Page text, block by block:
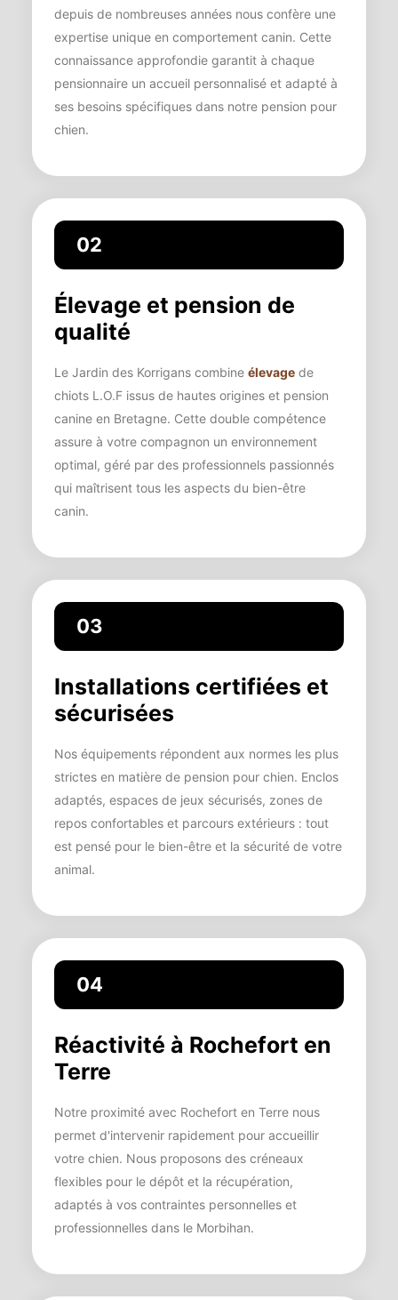
depuis de nombreuses années nous confère une
expertise unique en comportement canin. Cette
connaissance approfondie garantit à chaque
pensionnaire un accueil personnalisé et adapté à
ses besoins spécifiques dans notre pension pour
chien.
02
Élevage et pension de
qualité
Le Jardin des Korrigans combineélevage de
chiots L.O.F issus de hautes origines et pension
canine en Bretagne. Cette double compétence
assure à votre compagnon un environnement
optimal, géré par des professionnels passionnés
qui maîtrisent tous les aspects du bien-être
canin.
03
Installations certifiées et
sécurisées
Nos équipements répondent aux normes les plus
strictes en matière de pension pour chien. Enclos
adaptés, espaces de jeux sécurisés, zones de
repos confortables et parcours extérieurs : tout
est pensé pour le bien-être et la sécurité de votre
animal.
04
Réactivité à Rochefort en
Terre
Notre proximité avec Rochefort en Terre nous
permet d'intervenir rapidement pour accueillir
votre chien. Nous proposons des créneaux
flexibles pour le dépôt et la récupération,
adaptés à vos contraintes personnelles et
professionnelles dans le Morbihan.